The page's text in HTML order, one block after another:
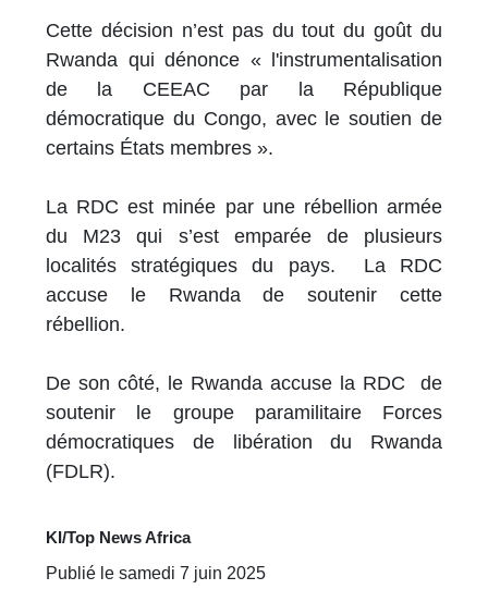
Cette décision n’est pas du tout du goût du
Rwanda qui dénonce « l'instrumentalisation
de la CEEAC par la République
démocratique du Congo, avec le soutien de
certains États membres ».
La RDC est minée par une rébellion armée
du M23 qui s’est emparée de plusieurs
localités stratégiques du pays. La RDC
accuse le Rwanda de soutenir cette
rébellion.
De son côté, le Rwanda accuse la RDC de
soutenir le groupe paramilitaire Forces
démocratiques de libération du Rwanda
(FDLR).
KI/Top News Africa
Publié le samedi 7 juin 2025